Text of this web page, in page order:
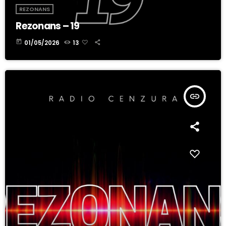
REZONANS
Rezonans – 19
today 01/05/2026 13
insert_link